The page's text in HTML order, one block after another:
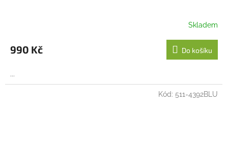
Skladem
990 Kč Do košíku
...
Kód: 511-4392BLU